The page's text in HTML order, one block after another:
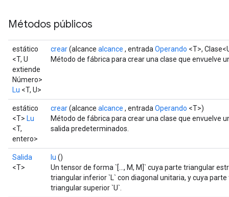
Métodos públicos
estático
<T, U
extiende
Número>
Lu <T, U>
crear(alcance alcance , entrada Operando <T>,
Método de fábrica para crear una clase que envuelve
estático
<T> Lu
<T,
entero>
crear(alcance alcance , entrada Operando <T>)
Método de fábrica para crear una clase que envuelve
salida predeterminados.
Salida
<T>
lu ()
Un tensor de forma `[..., M, M]` cuya parte triangular
triangular inferior `L` con diagonal unitaria, y cuya
triangular superior `U`.